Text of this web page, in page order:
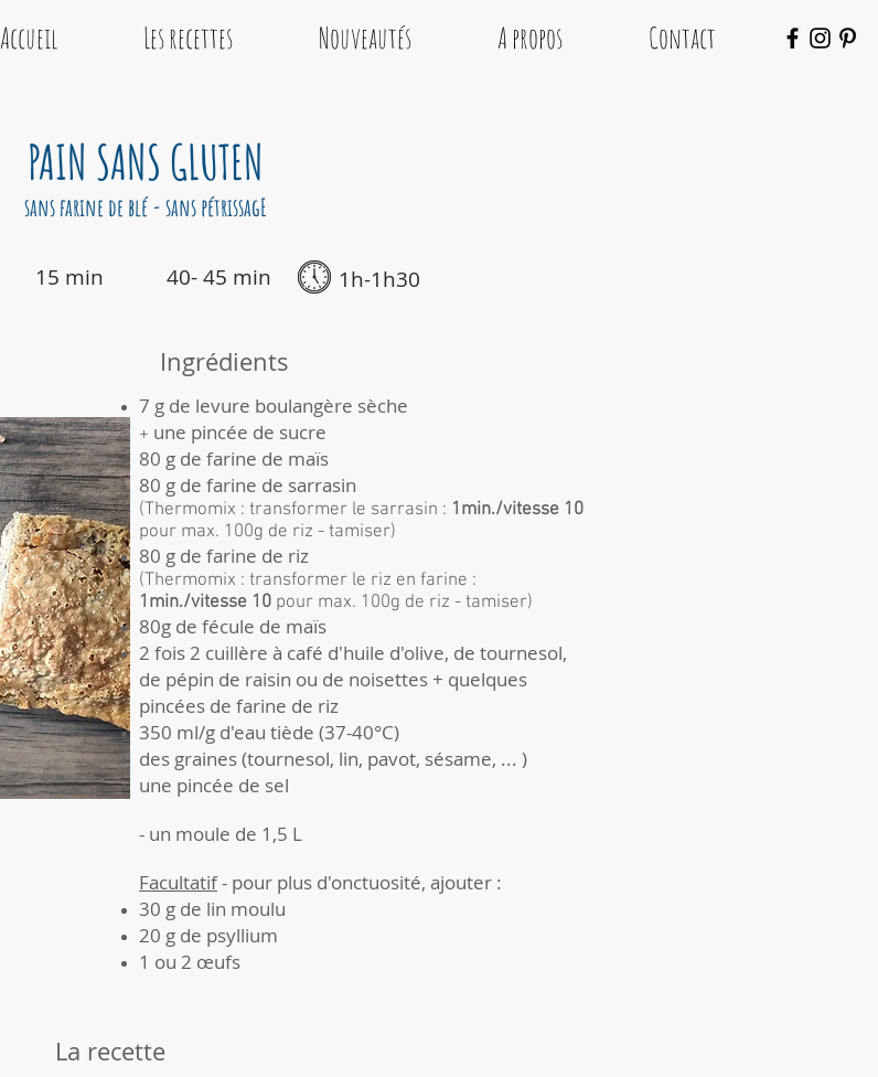
Accueil Les recettes Nouveautés A propos Contact
PAIN SANS GLUTEN
sans farine de blé - sans pétrissagE
15 min 40- 45 min 1h-1h30
Ingrédients
7 g de levure boulangère sèche
+ une pincée de sucre
80 g de farine de maïs
80 g de farine de sarrasin
(Thermomix : transformer le sarrasin : 1min./vitesse 10
pour max. 100g de riz - tamiser)
80 g de farine de riz
(Thermomix : transformer le riz en farine :
1min./vitesse 10 pour max. 100g de riz - tamiser)
80g de fécule de maïs
2 fois 2 cuillère à café d'huile d'olive, de tournesol,
de pépin de raisin ou de noisettes + quelques
pincées de farine de riz
350 ml/g d'eau tiède (37-40°C)
des graines (tournesol, lin, pavot, sésame, ... )
une pincée de sel
- un moule de 1,5 L
Facultatif- pour plus d'onctuosité, ajouter :
30 g de lin moulu
20 g de psyllium
1 ou 2 œufs
La recette